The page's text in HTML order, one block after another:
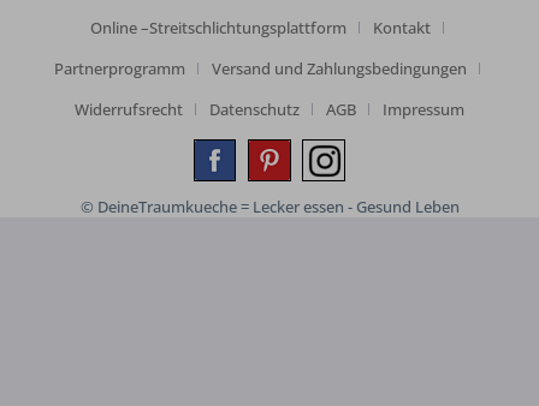
Online –Streitschlichtungsplattform
Kontakt
Partnerprogramm
Versand und Zahlungsbedingungen
Widerrufsrecht
Datenschutz AGB Impressum
© DeineTraumkueche = Lecker essen - Gesund Leben